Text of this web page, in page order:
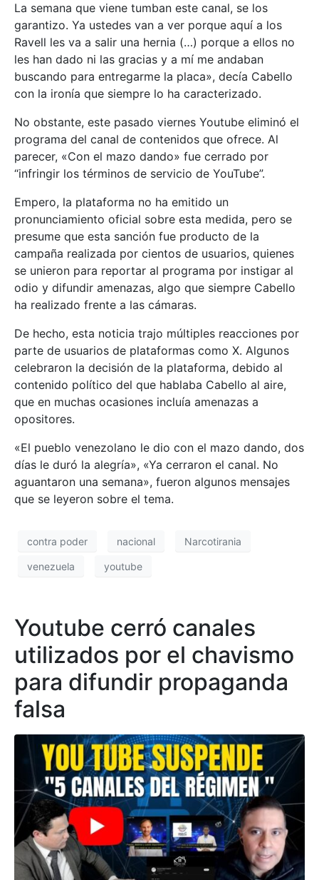
La semana que viene tumban este canal, se los
garantizo. Ya ustedes van a ver porque aquí a los
Ravell les va a salir una hernia (…) porque a ellos no
les han dado ni las gracias y a mí me andaban
buscando para entregarme la placa», decía Cabello
con la ironía que siempre lo ha caracterizado.
No obstante, este pasado viernes Youtube eliminó el
programa del canal de contenidos que ofrece. Al
parecer, «Con el mazo dando» fue cerrado por
“infringir los términos de servicio de YouTube”.
Empero, la plataforma no ha emitido un
pronunciamiento oficial sobre esta medida, pero se
presume que esta sanción fue producto de la
campaña realizada por cientos de usuarios, quienes
se unieron para reportar al programa por instigar al
odio y difundir amenazas, algo que siempre Cabello
ha realizado frente a las cámaras.
De hecho, esta noticia trajo múltiples reacciones por
parte de usuarios de plataformas como X. Algunos
celebraron la decisión de la plataforma, debido al
contenido político del que hablaba Cabello al aire,
que en muchas ocasiones incluía amenazas a
opositores.
«El pueblo venezolano le dio con el mazo dando, dos
días le duró la alegría», «Ya cerraron el canal. No
aguantaron una semana», fueron algunos mensajes
que se leyeron sobre el tema.
contra poder nacional Narcotirania
venezuela youtube
Youtube cerró canales
utilizados por el chavismo
para difundir propaganda
falsa